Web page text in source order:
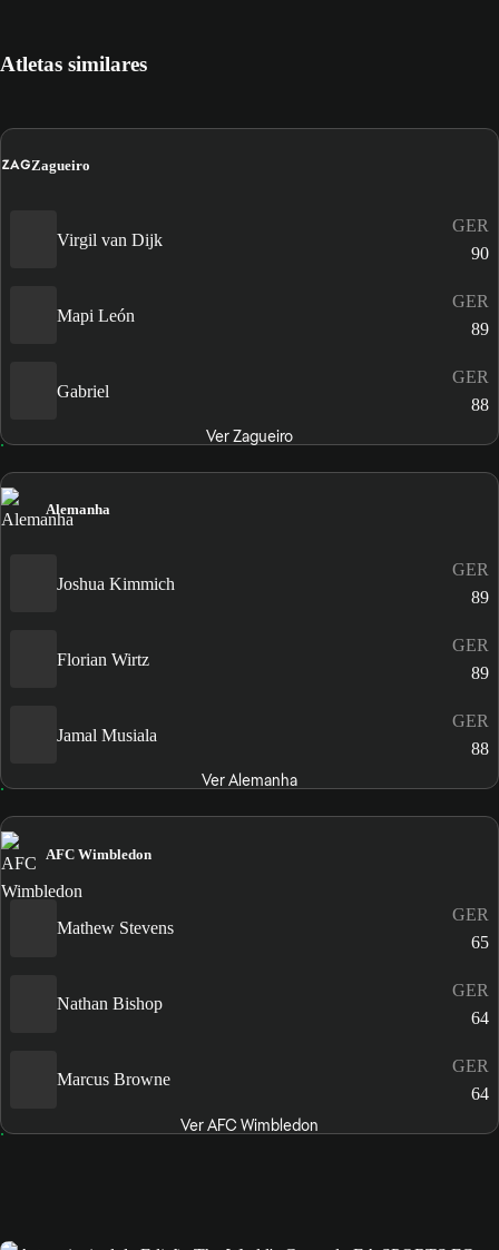
Atletas similares
ZAGZagueiro
Virgil van Dijk
GER
90
Mapi León
GER
89
Gabriel
GER
88
Ver Zagueiro
Alemanha
Joshua Kimmich
GER
89
Florian Wirtz
GER
89
Jamal Musiala
GER
88
Ver Alemanha
AFC Wimbledon
Mathew Stevens
GER
65
Nathan Bishop
GER
64
Marcus Browne
GER
64
Ver AFC Wimbledon